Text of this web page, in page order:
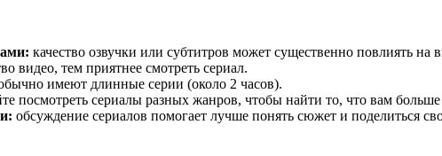
качество озвучки или субтитров может существенно повлиять на
видео, тем приятнее смотреть сериал.
имеют длинные серии (около 2 часов).
посмотреть сериалы разных жанров, чтобы найти то, что вам больше
обсуждение сериалов помогает лучше понять сюжет и поделиться